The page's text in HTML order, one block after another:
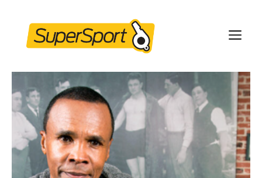
content